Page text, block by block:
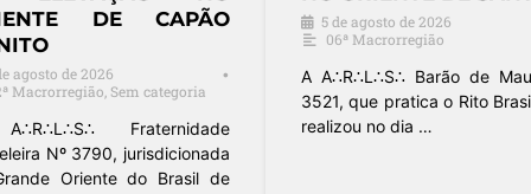
EM SÃO
agosto de 2026 •
Macrorregião
Fraternidade Acadêmica
nº 3297, filiada ao
Oriente do Brasil – São …
NO ORIENTE DE JAÚ
3 de agosto de 2026
18ª Macrorregião
A A∴R∴L∴S∴ Suprema
nº 3858, jurisdicionada à